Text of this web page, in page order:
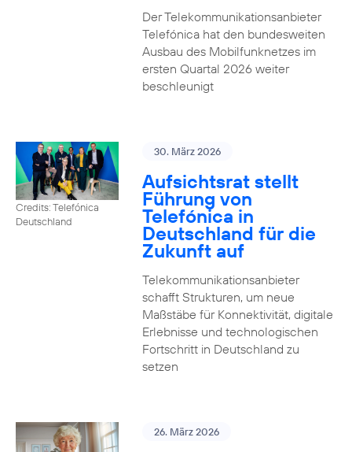
Der Telekommunikationsanbieter
Telefónica hat den bundesweiten
Ausbau des Mobilfunknetzes im
ersten Quartal 2026 weiter
beschleunigt
Credits: Telefónica
Deutschland
30. März 2026
Aufsichtsrat stellt
Führung von
Telefónica in
Deutschland für die
Zukunft auf
Telekommunikationsanbieter
schafft Strukturen, um neue
Maßstäbe für Konnektivität, digitale
Erlebnisse und technologischen
Fortschritt in Deutschland zu
setzen
26. März 2026